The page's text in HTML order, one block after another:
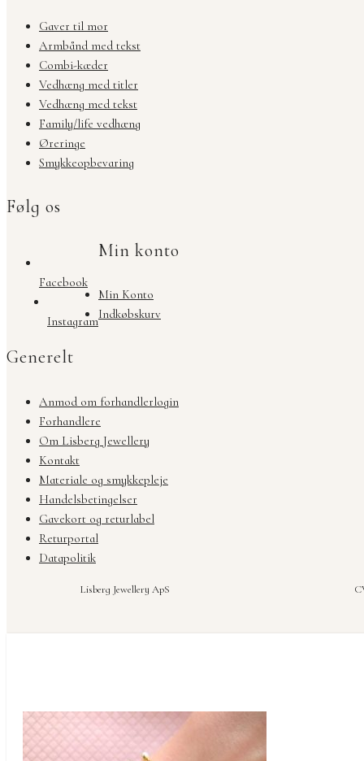
Gaver til mor
Armbånd med tekst
Combi-kæder
Vedhæng med titler
Vedhæng med tekst
Family/life vedhæng
Øreringe
Smykkeopbevaring
Følg os
Facebook
Instagram
Min konto
Min Konto
Indkøbskurv
Generelt
Anmod om forhandlerlogin
Forhandlere
Om Lisberg Jewellery
Kontakt
Materiale og smykkepleje
Handelsbetingelser
Gavekort og returlabel
Returportal
Datapolitik
Lisberg Jewellery ApS